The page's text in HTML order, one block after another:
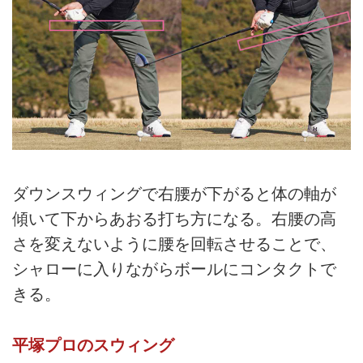
ダウンスウィングで右腰が下がると体の軸が
傾いて下からあおる打ち方になる。右腰の高
さを変えないように腰を回転させることで、
シャローに入りながらボールにコンタクトで
きる。
平塚プロのスウィング